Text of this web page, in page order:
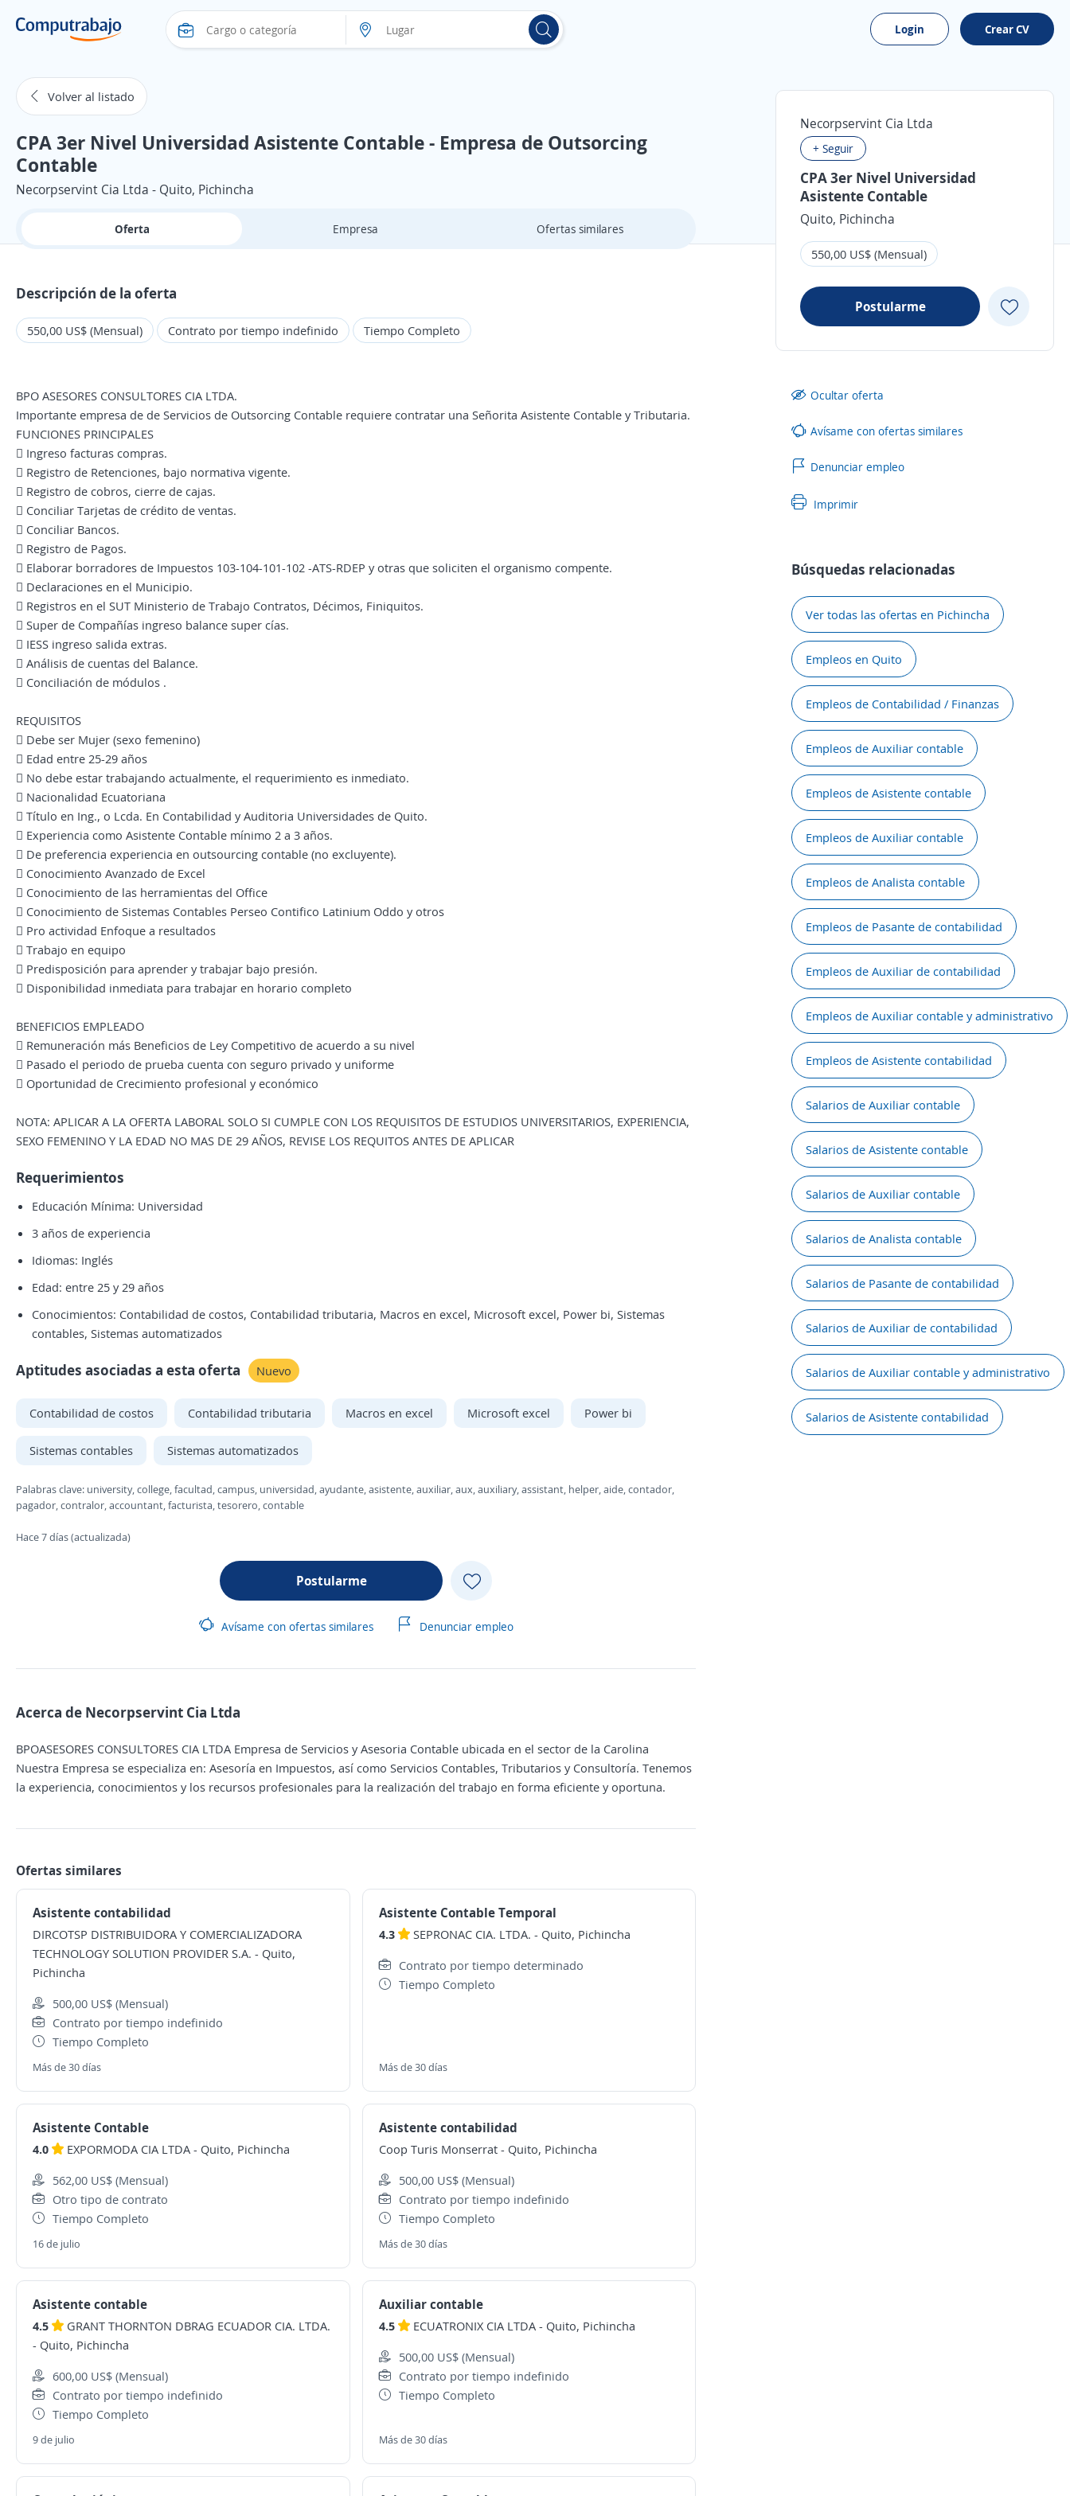
Login Crear CV
Volver al listado
CPA 3er Nivel Universidad Asistente Contable - Empresa de Outsorcing
Contable
Necorpservint Cia Ltda - Quito, Pichincha
Oferta Empresa Ofertas similares
Descripción de la oferta
550,00 US$ (Mensual) Contrato por tiempo indefinido Tiempo Completo
BPO ASESORES CONSULTORES CIA LTDA.
Importante empresa de de Servicios de Outsorcing Contable requiere contratar una Señorita Asistente Contable y Tributaria.
FUNCIONES PRINCIPALES
 Ingreso facturas compras.
 Registro de Retenciones, bajo normativa vigente.
 Registro de cobros, cierre de cajas.
 Conciliar Tarjetas de crédito de ventas.
 Conciliar Bancos.
 Registro de Pagos.
 Elaborar borradores de Impuestos 103-104-101-102 -ATS-RDEP y otras que soliciten el organismo compente.
 Declaraciones en el Municipio.
 Registros en el SUT Ministerio de Trabajo Contratos, Décimos, Finiquitos.
 Super de Compañías ingreso balance super cías.
 IESS ingreso salida extras.
 Análisis de cuentas del Balance.
 Conciliación de módulos .
REQUISITOS
 Debe ser Mujer (sexo femenino)
 Edad entre 25-29 años
 No debe estar trabajando actualmente, el requerimiento es inmediato.
 Nacionalidad Ecuatoriana
 Título en Ing., o Lcda. En Contabilidad y Auditoria Universidades de Quito.
 Experiencia como Asistente Contable mínimo 2 a 3 años.
 De preferencia experiencia en outsourcing contable (no excluyente).
 Conocimiento Avanzado de Excel
 Conocimiento de las herramientas del Office
 Conocimiento de Sistemas Contables Perseo Contifico Latinium Oddo y otros
 Pro actividad Enfoque a resultados
 Trabajo en equipo
 Predisposición para aprender y trabajar bajo presión.
 Disponibilidad inmediata para trabajar en horario completo
BENEFICIOS EMPLEADO
 Remuneración más Beneficios de Ley Competitivo de acuerdo a su nivel
 Pasado el periodo de prueba cuenta con seguro privado y uniforme
 Oportunidad de Crecimiento profesional y económico
NOTA: APLICAR A LA OFERTA LABORAL SOLO SI CUMPLE CON LOS REQUISITOS DE ESTUDIOS UNIVERSITARIOS, EXPERIENCIA,
SEXO FEMENINO Y LA EDAD NO MAS DE 29 AÑOS, REVISE LOS REQUITOS ANTES DE APLICAR
Requerimientos
Educación Mínima: Universidad
3 años de experiencia
Idiomas: Inglés
Edad: entre 25 y 29 años
Conocimientos: Contabilidad de costos, Contabilidad tributaria, Macros en excel, Microsoft excel, Power bi, Sistemas
contables, Sistemas automatizados
Aptitudes asociadas a esta oferta Nuevo
Contabilidad de costos Contabilidad tributaria Macros en excel Microsoft excel Power bi
Sistemas contables Sistemas automatizados
Palabras clave: university, college, facultad, campus, universidad, ayudante, asistente, auxiliar, aux, auxiliary, assistant, helper, aide, contador,
pagador, contralor, accountant, facturista, tesorero, contable
Hace 7 días (actualizada)
Postularme
Avísame con ofertas similares Denunciar empleo
Acerca de Necorpservint Cia Ltda
BPOASESORES CONSULTORES CIA LTDA Empresa de Servicios y Asesoria Contable ubicada en el sector de la Carolina
Nuestra Empresa se especializa en: Asesoría en Impuestos, así como Servicios Contables, Tributarios y Consultoría. Tenemos
la experiencia, conocimientos y los recursos profesionales para la realización del trabajo en forma eficiente y oportuna.
Ofertas similares
Asistente contabilidad
DIRCOTSP DISTRIBUIDORA Y COMERCIALIZADORA
TECHNOLOGY SOLUTION PROVIDER S.A. - Quito,
Pichincha
500,00 US$ (Mensual)
Contrato por tiempo indefinido
Tiempo Completo
Más de 30 días
Asistente Contable Temporal
4.3 SEPRONAC CIA. LTDA. - Quito, Pichincha
Contrato por tiempo determinado
Tiempo Completo
Más de 30 días
Asistente Contable
4.0 EXPORMODA CIA LTDA - Quito, Pichincha
562,00 US$ (Mensual)
Otro tipo de contrato
Tiempo Completo
16 de julio
Asistente contabilidad
Coop Turis Monserrat - Quito, Pichincha
500,00 US$ (Mensual)
Contrato por tiempo indefinido
Tiempo Completo
Más de 30 días
Asistente contable
4.5
GRANT THORNTON DBRAG ECUADOR CIA. LTDA.
- Quito, Pichincha
600,00 US$ (Mensual)
Contrato por tiempo indefinido
Tiempo Completo
9 de julio
Auxiliar contable
4.5 ECUATRONIX CIA LTDA - Quito, Pichincha
500,00 US$ (Mensual)
Contrato por tiempo indefinido
Tiempo Completo
Más de 30 días
Necorpservint Cia Ltda
+ Seguir
CPA 3er Nivel Universidad
Asistente Contable
Quito, Pichincha
550,00 US$ (Mensual)
Postularme
Ocultar oferta
Avísame con ofertas similares
Denunciar empleo
Imprimir
Búsquedas relacionadas
Ver todas las ofertas en Pichincha
Empleos en Quito
Empleos de Contabilidad / Finanzas
Empleos de Auxiliar contable
Empleos de Asistente contable
Empleos de Auxiliar contable
Empleos de Analista contable
Empleos de Pasante de contabilidad
Empleos de Auxiliar de contabilidad
Empleos de Auxiliar contable y administrativo
Empleos de Asistente contabilidad
Salarios de Auxiliar contable
Salarios de Asistente contable
Salarios de Auxiliar contable
Salarios de Analista contable
Salarios de Pasante de contabilidad
Salarios de Auxiliar de contabilidad
Salarios de Auxiliar contable y administrativo
Salarios de Asistente contabilidad